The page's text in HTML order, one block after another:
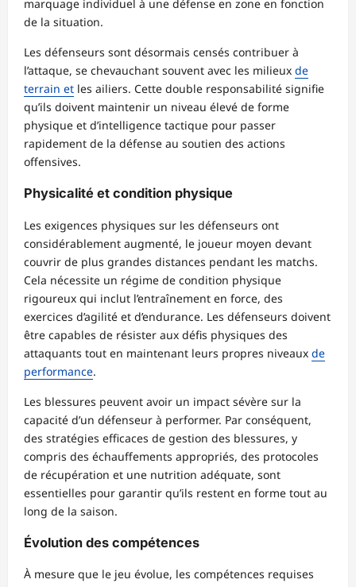
marquage individuel à une défense en zone en fonction
de la situation.
Les défenseurs sont désormais censés contribuer à
l’attaque, se chevauchant souvent avec les milieux de
terrain et les ailiers. Cette double responsabilité signifie
qu’ils doivent maintenir un niveau élevé de forme
physique et d’intelligence tactique pour passer
rapidement de la défense au soutien des actions
offensives.
Physicalité et condition physique
Les exigences physiques sur les défenseurs ont
considérablement augmenté, le joueur moyen devant
couvrir de plus grandes distances pendant les matchs.
Cela nécessite un régime de condition physique
rigoureux qui inclut l’entraînement en force, des
exercices d’agilité et d’endurance. Les défenseurs doivent
être capables de résister aux défis physiques des
attaquants tout en maintenant leurs propres niveaux de
performance.
Les blessures peuvent avoir un impact sévère sur la
capacité d’un défenseur à performer. Par conséquent,
des stratégies efficaces de gestion des blessures, y
compris des échauffements appropriés, des protocoles
de récupération et une nutrition adéquate, sont
essentielles pour garantir qu’ils restent en forme tout au
long de la saison.
Évolution des compétences
À mesure que le jeu évolue, les compétences requises